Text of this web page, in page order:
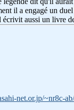
il a engagé un
écrivit aussi un livre
net.or.jp/~nr8c-